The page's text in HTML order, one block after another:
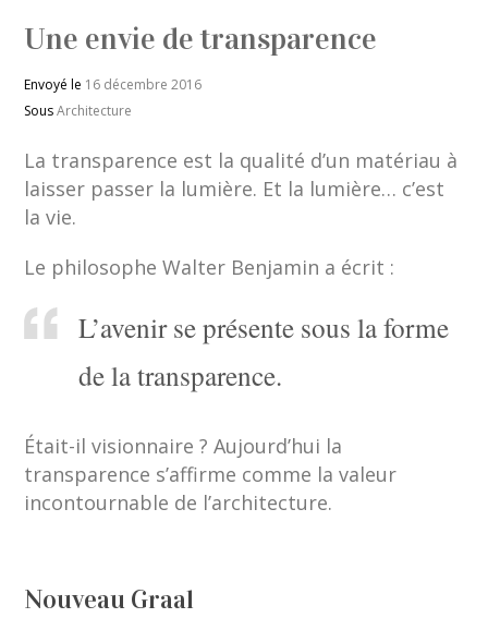
Une envie de transparence
Envoyé le 16 décembre 2016
SousArchitecture
La transparence est la qualité d’un matériau à
laisser passer la lumière. Et la lumière… c’est
la vie.
Le philosophe Walter Benjamin a écrit :
L’avenir se présente sous la forme
de la transparence.
Était-il visionnaire ? Aujourd’hui la
transparence s’affirme comme la valeur
incontournable de l’architecture.
Nouveau Graal